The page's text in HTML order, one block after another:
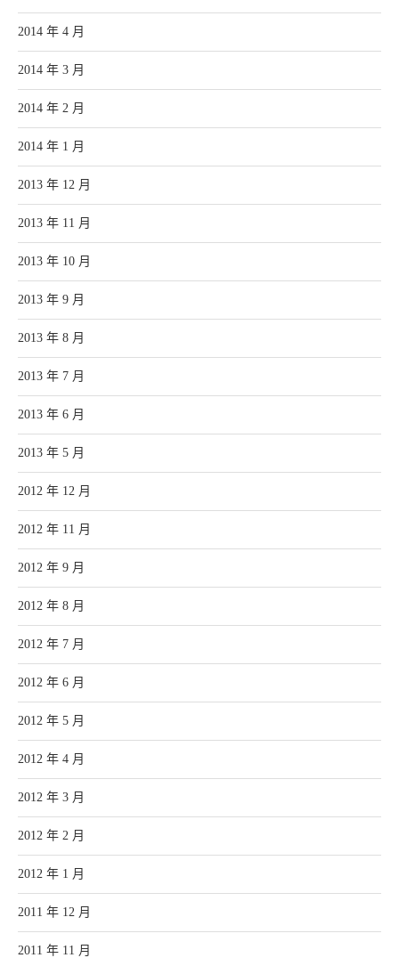
2014 年 4 月
2014 年 3 月
2014 年 2 月
2014 年 1 月
2013 年 12 月
2013 年 11 月
2013 年 10 月
2013 年 9 月
2013 年 8 月
2013 年 7 月
2013 年 6 月
2013 年 5 月
2012 年 12 月
2012 年 11 月
2012 年 9 月
2012 年 8 月
2012 年 7 月
2012 年 6 月
2012 年 5 月
2012 年 4 月
2012 年 3 月
2012 年 2 月
2012 年 1 月
2011 年 12 月
2011 年 11 月